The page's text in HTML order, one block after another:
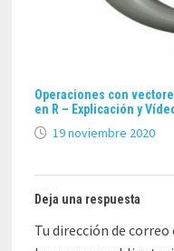
Operaciones con
en R – Explicación y
19 noviembre 2020
Deja una respuesta
Tu dirección de